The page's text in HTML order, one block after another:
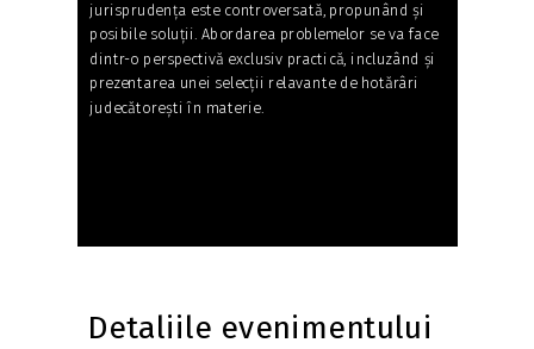
jurisprudența este controversată, propunând și
posibile soluții. Abordarea problemelor se va face
dintr-o perspectivă exclusiv practică, incluzând și
prezentarea unei selecții relavante de hotărâri
judecătorești în materie.
Detaliile evenimentului